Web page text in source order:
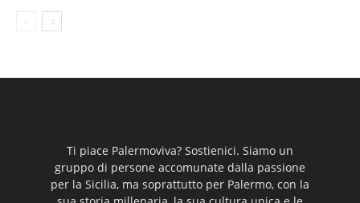
Ti piace Palermoviva? Sostienici. Siamo un
gruppo di persone accomunate dalla passione
per la Sicilia, ma soprattutto per Palermo, con la